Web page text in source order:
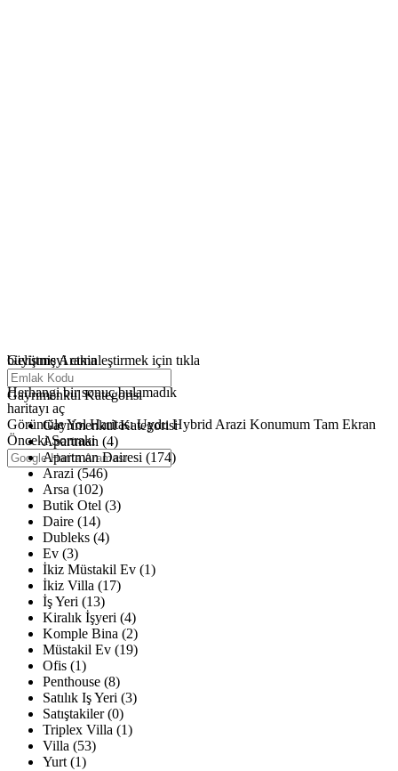
büyütmeyi etkinleştirmek için tıkla
Haritalar yükleniyor
Herhangi bir sonuç bulamadık
haritayı aç
GörüntüleYol Haritası Uydu Hybrid Arazi Konumum Tam Ekran
Önceki Sonraki
Gelişmiş Arama
Gayrimenkul Kategorisi
Gayrimenkul Kategorisi
Apartman (4)
Apartman Dairesi (174)
Arazi (546)
Arsa (102)
Butik Otel (3)
Daire (14)
Dubleks (4)
Ev (3)
İkiz Müstakil Ev (1)
İkiz Villa (17)
İş Yeri (13)
Kiralık İşyeri (4)
Komple Bina (2)
Müstakil Ev (19)
Ofis (1)
Penthouse (8)
Satılık Iş Yeri (3)
Satıştakiler (0)
Triplex Villa (1)
Villa (53)
Yurt (1)